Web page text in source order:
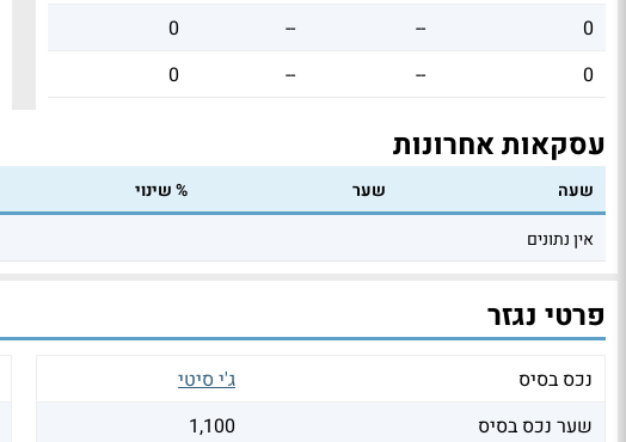
0
--
--
0
0
--
--
0
עסקאות אחרונות
שעה שער % שינוי
אין נתונים
פרטי נגזר
נכס בסיס
ג'י סיטי
שער נכס בסיס
1,100